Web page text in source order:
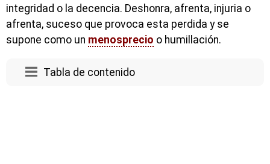
integridad o la decencia. Deshonra, afrenta, injuria o
afrenta, suceso que provoca esta perdida y se
supone como un menosprecio o humillación.
Tabla de contenido